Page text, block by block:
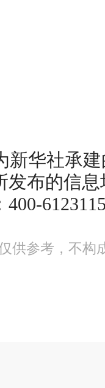
新华社承
发布的信
供参考，不构